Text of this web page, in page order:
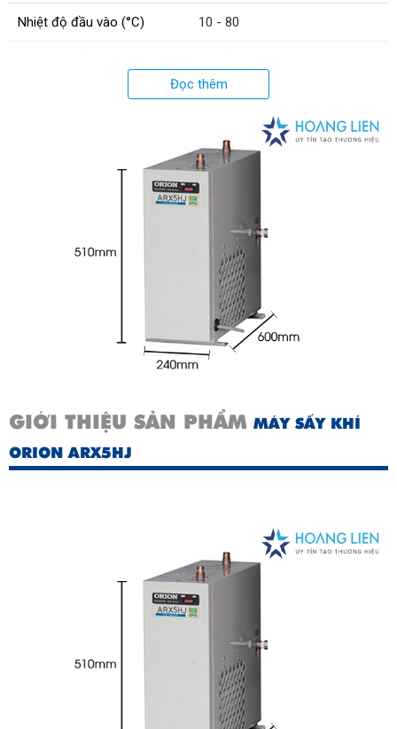
Nhiệt độ đầu vào (°C) 10 - 80
Nhiệt độ môi trường (°C) 2 - 43
R134a
Kích thước ống ra/ vào (inch) 3/4
Đọc thêm
GIỚI THIỆU SẢN PHẨM MÁY SẤY KHÍ
ORION ARX5HJ